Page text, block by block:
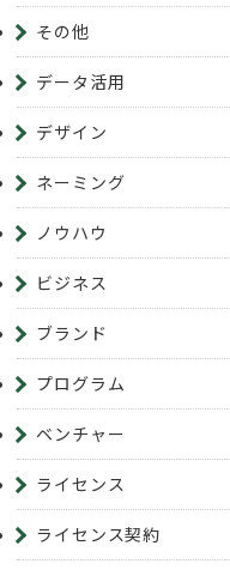
その他
データ活用
デザイン
ネーミング
ノウハウ
ビジネス
ブランド
プログラム
ベンチャー
ライセンス
ライセンス契約